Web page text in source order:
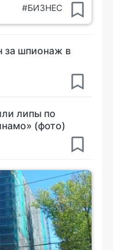
#БИЗНЕС
за шпионаж в
липы по
(фото)